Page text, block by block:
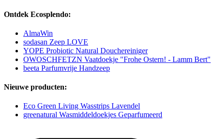
Ontdek Ecosplendo:
AlmaWin
sodasan Zeep LOVE
YOPE Probiotic Natural Douchereiniger
OWOSCHFETZN Vaatdoekje "Frohe Ostern! - Lamm Bert"
beeta Parfumvrije Handzeep
Nieuwe producten:
Eco Green Living Wasstrips Lavendel
greenatural Wasmiddeldoekjes Geparfumeerd